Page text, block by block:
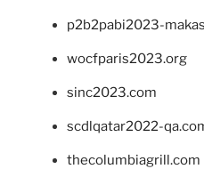
p2b2pabi2023-
wocfparis2023.org
sinc2023.com
scdlqatar2022-
thecolumbiagrill.com